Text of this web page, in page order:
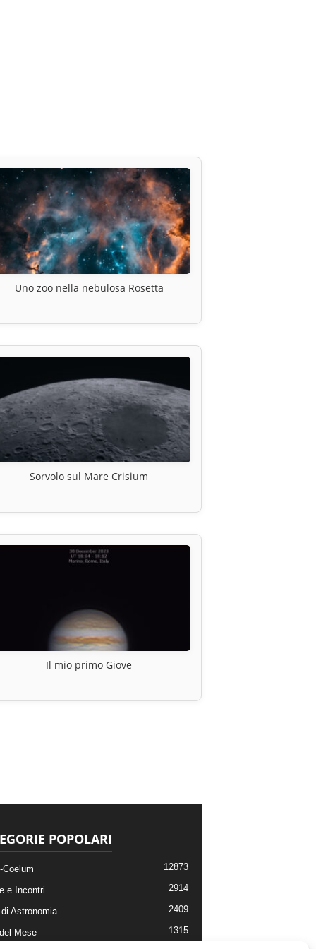
Uno zoo nella nebulosa Rosetta
Sorvolo sul Mare Crisium
Il mio primo Giove
POPOLARI
Coelum 12873
e Incontri 2914
Astronomia 2409
Mese 1315